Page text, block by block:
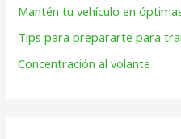
Mantén tu vehículo en
Tips para prepararte para
Concentración al volante